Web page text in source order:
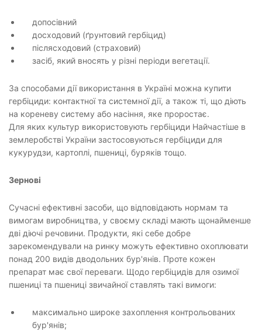
допосівний
досходовий (ґрунтовий гербіцид)
післясходовий (страховий)
засіб, який вносять у різні періоди вегетації.
За способами дії використання в Україні можна купити
гербіциди: контактної та системної дії, а також ті, що діють
на кореневу систему або насіння, яке проростає.
Для яких культур використовують гербіциди Найчастіше в
землеробстві України застосовуються гербіциди для
кукурудзи, картоплі, пшениці, буряків тощо.
Зернові
Сучасні ефективні засоби, що відповідають нормам та
вимогам виробництва, у своєму складі мають щонайменше
дві діючі речовини. Продукти, які себе добре
зарекомендували на ринку можуть ефективно охоплювати
понад 200 видів дводольних бур'янів. Проте кожен
препарат має свої переваги. Щодо гербіцидів для озимої
пшениці та пшениці звичайної ставлять такі вимоги:
максимально широке захоплення контрольованих
бур'янів;